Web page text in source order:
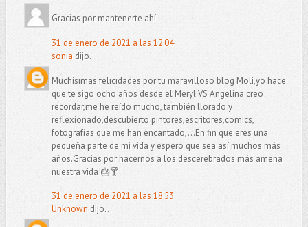
Gracias por mantenerte ahí.
31 de enero de 2021 a las 12:04
sonia dijo...
Muchísimas felicidades por tu maravilloso blog Molí,yo hace
que te sigo ocho años desde el Meryl VS Angelina creo
recordar,me he reído mucho, también llorado y
reflexionado,descubierto pintores,escritores,comics,
fotografías que me han encantado,...En fin que eres una
pequeña parte de mi vida y espero que sea así muchos más
años.Gracias por hacernos a los descerebrados más amena
nuestra vida!🎂🍸
31 de enero de 2021 a las 18:53
Unknown dijo...